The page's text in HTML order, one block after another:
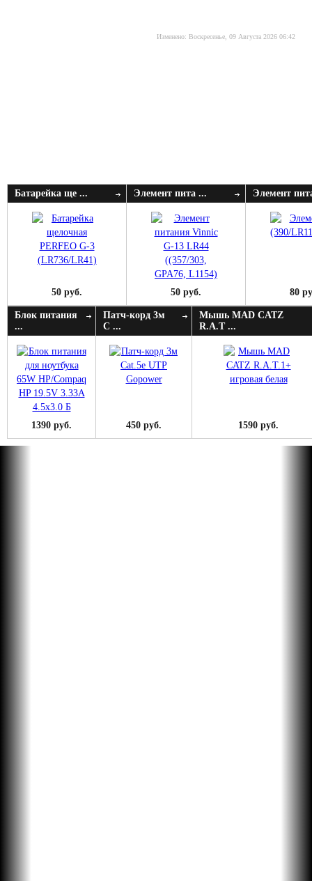
Изменено: Воскресенье, 09 Августа 2026 06:42
Батарейка ще ...
50 руб.
Элемент пита ...
50 руб.
Элемент
80
Блок питания
...
1390 руб.
Патч-корд 3м
C ...
450 руб.
Мышь MAD CATZ
R.A.T ...
1590 руб.